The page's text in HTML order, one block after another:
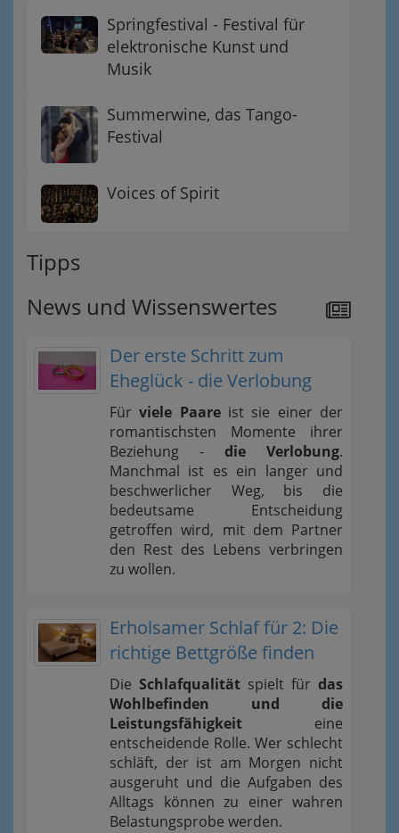
Springfestival - Festival für
elektronische Kunst und
Musik
Summerwine, das Tango-
Festival
Voices of Spirit
Tipps
News und Wissenswertes
Der erste Schritt zum
Eheglück - die Verlobung
Fürviele Paareist sie einer der
romantischsten Momente ihrer
Beziehung - die Verlobung.
Manchmal ist es ein langer und
beschwerlicher Weg, bis die
bedeutsame Entscheidung
getroffen wird, mit dem Partner
den Rest des Lebens verbringen
zu wollen.
Erholsamer Schlaf für 2: Die
richtige Bettgröße finden
Die Schlafqualität spielt für das
Wohlbefinden und die
Leistungsfähigkeit eine
entscheidende Rolle. Wer schlecht
schläft, der ist am Morgen nicht
ausgeruht und die Aufgaben des
Alltags können zu einer wahren
Belastungsprobe werden.